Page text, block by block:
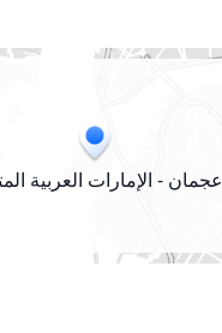
عجمان - الإمارات العربية